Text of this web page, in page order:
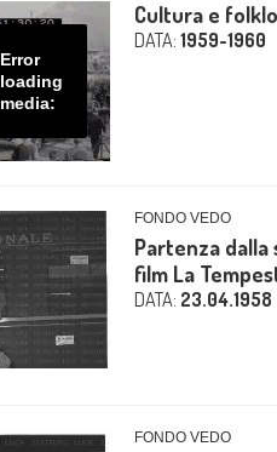
Error
loading
media:
Cultura e
DATA: 1959-1960
FONDO VEDO
Partenza
film La
DATA: 23.04.1958
FONDO VEDO